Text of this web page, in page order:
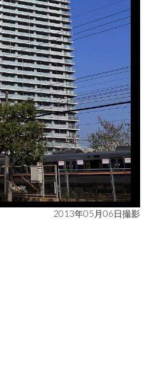
2013年05月06日撮影